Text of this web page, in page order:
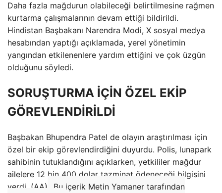
Daha fazla mağdurun olabileceği belirtilmesine rağmen
kurtarma çalışmalarının devam ettiği bildirildi.
Hindistan Başbakanı Narendra Modi, X sosyal medya
hesabından yaptığı açıklamada, yerel yönetimin
yangından etkilenenlere yardım ettiğini ve çok üzgün
olduğunu söyledi.
SORUŞTURMA İÇİN ÖZEL EKİP
GÖREVLENDİRİLDİ
Başbakan Bhupendra Patel de olayın araştırılması için
özel bir ekip görevlendirdiğini duyurdu. Polis, lunapark
sahibinin tutuklandığını açıklarken, yetkililer mağdur
ailelere 12 bin 400 dolar tazminat ödeneceği bilgisini
verdi. (AA)
Bu içerik Metin Yamaner tarafından